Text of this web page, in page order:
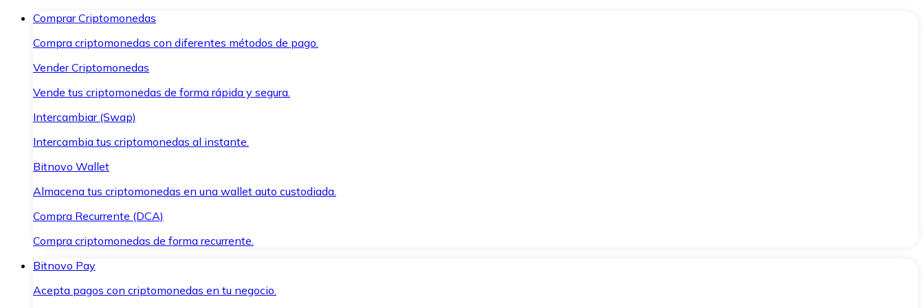
Comprar Criptomonedas
Compra criptomonedas con diferentes métodos de pago.
Vender Criptomonedas
Vende tus criptomonedas de forma rápida y segura.
Intercambiar (Swap)
Intercambia tus criptomonedas al instante.
Bitnovo Wallet
Almacena tus criptomonedas en una wallet auto custodiada.
Compra Recurrente (DCA)
Compra criptomonedas de forma recurrente.
Bitnovo Pay
Acepta pagos con criptomonedas en tu negocio.